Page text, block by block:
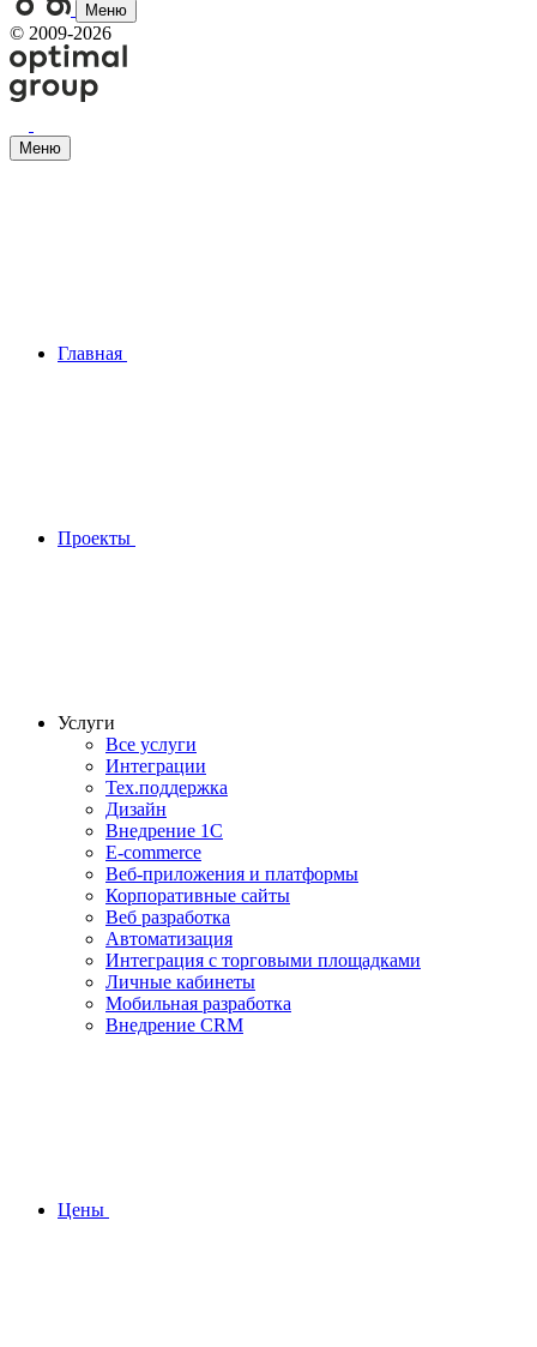
Меню
© 2009-2026
Меню
Главная
Проекты
Услуги
Все услуги
Интеграции
Тех.поддержка
Дизайн
Внедрение 1С
E-commerce
Веб-приложения и платформы
Корпоративные сайты
Веб разработка
Автоматизация
Интеграция с торговыми площадками
Личные кабинеты
Мобильная разработка
Внедрение CRM
Цены